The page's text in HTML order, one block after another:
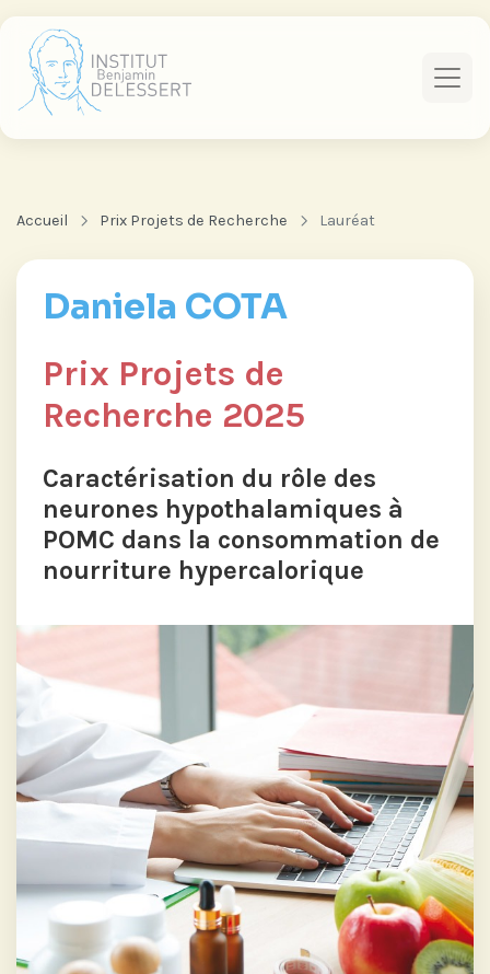
Accueil Prix Projets de Recherche Lauréat
Daniela COTA
Prix Projets de
Recherche 2025
Caractérisation du rôle des
neurones hypothalamiques à
POMC dans la consommation de
nourriture hypercalorique